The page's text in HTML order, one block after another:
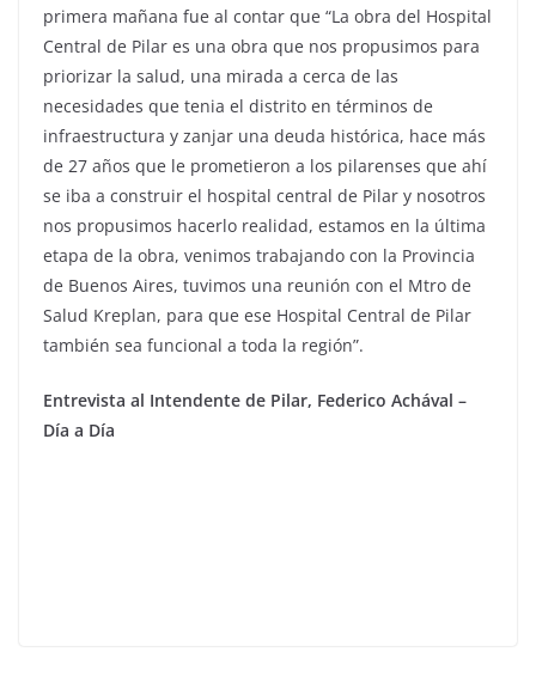
primera mañana fue al contar que “La obra del Hospital
Central de Pilar es una obra que nos propusimos para
priorizar la salud, una mirada a cerca de las
necesidades que tenia el distrito en términos de
infraestructura y zanjar una deuda histórica, hace más
de 27 años que le prometieron a los pilarenses que ahí
se iba a construir el hospital central de Pilar y nosotros
nos propusimos hacerlo realidad, estamos en la última
etapa de la obra, venimos trabajando con la Provincia
de Buenos Aires, tuvimos una reunión con el Mtro de
Salud Kreplan, para que ese Hospital Central de Pilar
también sea funcional a toda la región”.
Entrevista al Intendente de Pilar, Federico Achával –
Día a Día